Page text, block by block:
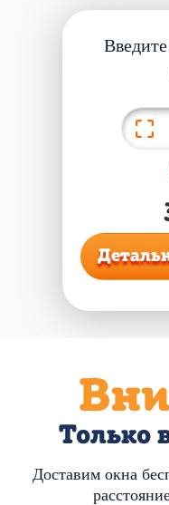
Только
Доставим окна